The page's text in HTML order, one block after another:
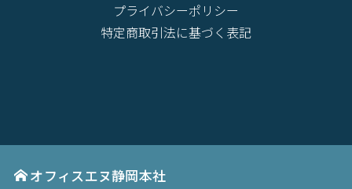
プライバシーポリシー
特定商取引法に基づく表記
オフィスエヌ静岡本社